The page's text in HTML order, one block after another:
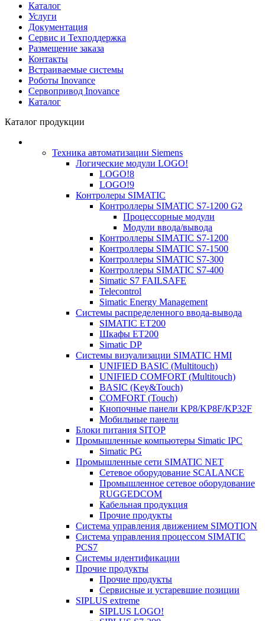
Каталог
Услуги
Документация
Сервис и Техподдержка
Размещение заказа
Контакты
Встраиваемые системы
Роботы Inovance
Сервопривод Inovance
Каталог
Каталог продукции
Техника автоматизации Siemens
Логические модули LOGO!
LOGO!8
LOGO!9
Контролеры SIMATIC
Контроллеры SIMATIC S7-1200 G2
Процессорные модули
Модули ввода/вывода
Контроллеры SIMATIC S7-1200
Контроллеры SIMATIC S7-1500
Контроллеры SIMATIC S7-300
Контроллеры SIMATIC S7-400
Simatic S7 FAILSAFE
Telecontrol
Simatic Energy Management
Системы распределенного ввода-вывода
SIMATIC ET200
Шкафы ET200
Simatic DP
Системы визуализации SIMATIC HMI
UNIFIED BASIC (Multitouch)
UNIFIED COMFORT (Multitouch)
BASIC (Key&Touch)
COMFORT (Touch)
Кнопочные панели KP8/KP8F/KP32F
Мобильные панели
Блоки питания SITOP
Промышленные компьютеры Simatic IPC
Simatic PG
Промышленные сети SIMATIC NET
Сетевое оборудование SCALANCE
Промышленное сетевое оборудование
RUGGEDCOM
Кабельная продукция
Прочие продукты
Система управления движением SIMOTION
Система управления процессом SIMATIC
PCS7
Системы идентификации
Прочие продукты
Прочие продукты
Сервисные и устаревшие позиции
SIPLUS extreme
SIPLUS LOGO!